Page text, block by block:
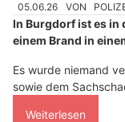
05.06.26 VON
In Burgdorf ist es in
einem Brand in
Es wurde niemand
sowie dem
Weiterlesen